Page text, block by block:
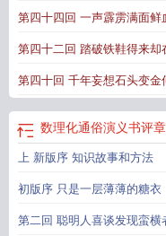
义作者简介数理化通俗演义的
个版本哪个好 数理化通俗演义
演义值得买吗数理化通俗演义
用心机棉线也会放光明电灯
第四十四回 一声霹雳满面鲜
利万贯资财留作基金励后人
全炸药的发明
第四十二回 踏破铁鞋得来却
堆种瓜得豆辛苦总会有收成
第四十回 千年妄想石头变金
一朝点破物质本性各不同原
创立
数理化通俗演义书评
上 新版序 知识故事和方法
初版序 只是一层薄薄的糖衣
第二回 聪明人喜谈发现蛮横